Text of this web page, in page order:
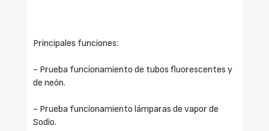
Principales funciones:
- Prueba funcionamiento de tubos fluorescentes y
de neón.
- Prueba funcionamiento lámparas de vapor de
Sodio.